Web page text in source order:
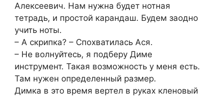
Алексеевич. Нам нужна будет нотная
тетрадь, и простой карандаш. Будем заодно
учить ноты.
– А скрипка? – Спохватилась Ася.
– Не волнуйтесь, я подберу Диме
инструмент. Такая возможность у меня есть.
Там нужен определенный размер.
Димка в это время вертел в руках кленовый